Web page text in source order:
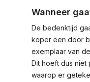
Wanneer
De bedenktijd
koper een door
exemplaar van
Dit hoeft dus niet
waarop er